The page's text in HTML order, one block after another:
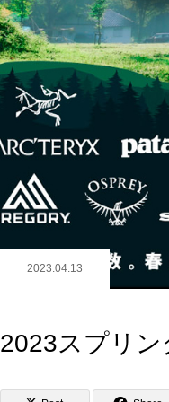
2023.04.13
2023スプリ